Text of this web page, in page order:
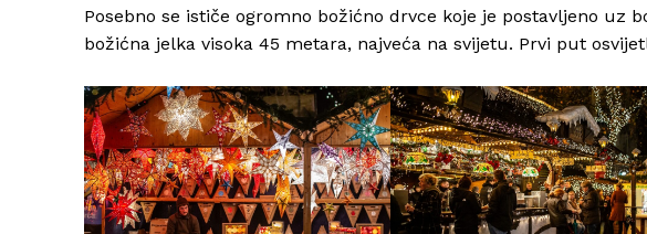
Posebno se ističe ogromno božićno drvce koje je postavljeno uz
božićna jelka visoka 45 metara, najveća na svijetu. Prvi put